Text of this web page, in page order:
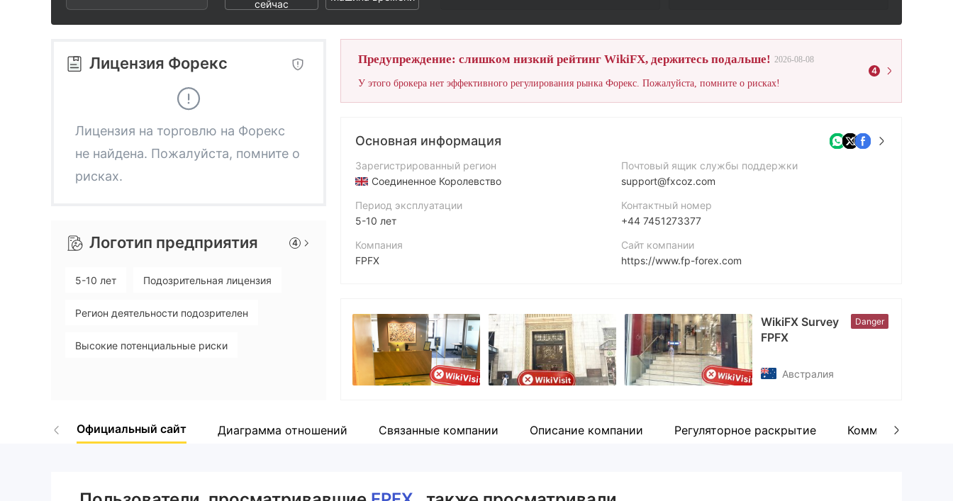
2
3
5
6
9
5
6
8
9
2
3
5
9
сейчас
Лицензия Форекс
Лицензия на торговлю на Форекс
не найдена. Пожалуйста, помните о
рисках.
Логотип предприятия 4
5-10 лет Подозрительная лицензия
Регион деятельности подозрителен
Высокие потенциальные риски
Предупреждение: слишком низкий рейтинг WikiFX, держитесь подальше! 2026-08-08
У этого брокера нет эффективного регулирования рынка Форекс. Пожалуйста, помните о рисках!
4
Основная информация
Зарегистрированный регион
Соединенное Королевство
Период эксплуатации
5-10 лет
Компания
FPFX
Сотрудник компании
--
Почтовый ящик службы поддержки
support@fxcoz.com
Контактный номер
+44 7451273377
Сайт компании
https://www.fp-forex.com
WikiFX Survey
FPFX
Danger
Австралия
Официальный сайт Диаграмма отношений Связанные компании Описание компании Регуляторное раскрытие Комментарий